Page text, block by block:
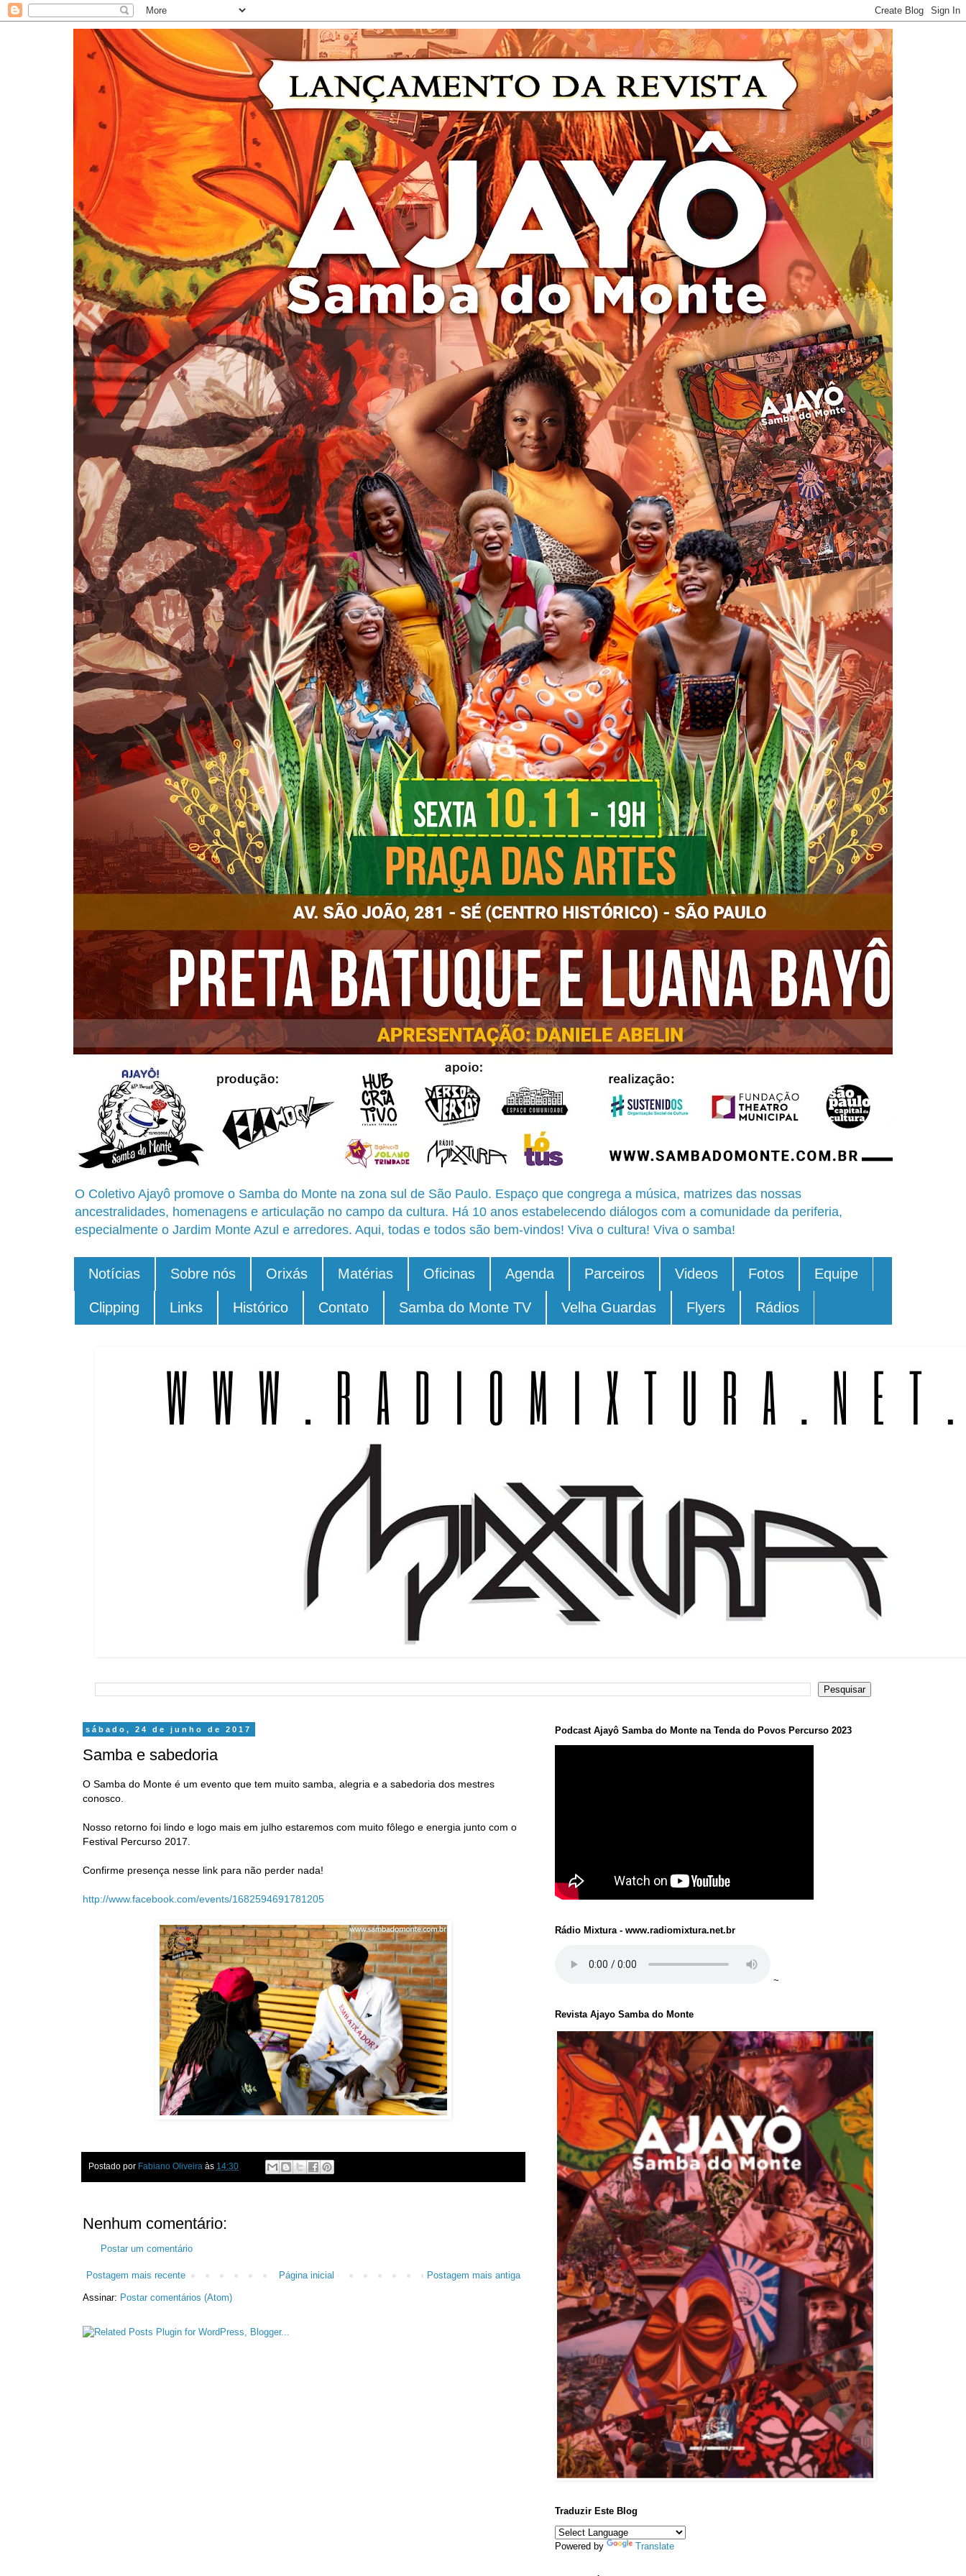
O Coletivo Ajayô promove o Samba do Monte na zona sul de São Paulo. Espaço que congrega a música, matrizes das nossas
ancestralidades, homenagens e articulação no campo da cultura. Há 10 anos estabelecendo diálogos com a comunidade da periferia,
especialmente o Jardim Monte Azul e arredores. Aqui, todas e todos são bem-vindos! Viva o cultura! Viva o samba!
Notícias Sobre nós Orixás Matérias Oficinas Agenda Parceiros Videos Fotos Equipe
Clipping Links Histórico Contato Samba do Monte TV Velha Guardas Flyers Rádios
sábado, 24 de junho de 2017
Samba e sabedoria
O Samba do Monte é um evento que tem muito samba, alegria e a sabedoria dos mestres
conosco.
Nosso retorno foi lindo e logo mais em julho estaremos com muito fôlego e energia junto com o
Festival Percurso 2017.
Confirme presença nesse link para não perder nada!
http://www.facebook.com/events/1682594691781205
Postado por Fabiano Oliveira às 14:30
Nenhum comentário:
Postar um comentário
Postagem mais recente Postagem mais antiga
Página inicial
Assinar: Postar comentários (Atom)
Podcast Ajayô Samba do Monte na Tenda do Povos Percurso 2023
Rádio Mixtura - www.radiomixtura.net.br
~
Revista Ajayo Samba do Monte
Traduzir Este Blog
Powered by Translate